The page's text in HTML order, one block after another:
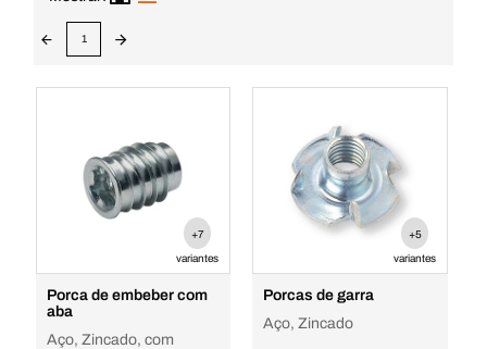
1
+7
variantes
Porca de embeber com
aba
Aço, Zincado, com
+5
variantes
Porcas de garra
Aço, Zincado